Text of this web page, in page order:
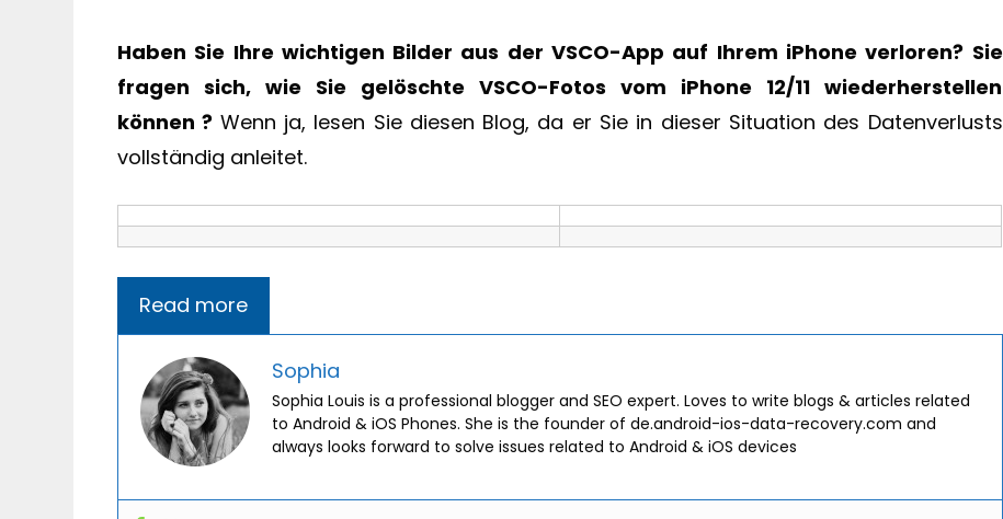
Haben Sie Ihre wichtigen Bilder aus der VSCO-App auf Ihrem iPhone verloren? Sie
fragen sich, wie Sie gelöschte VSCO-Fotos vom iPhone 12/11 wiederherstellen
können ? Wenn ja, lesen Sie diesen Blog, da er Sie in dieser Situation des Datenverlusts
vollständig anleitet.
Read more
Sophia
Sophia Louis is a professional blogger and SEO expert. Loves to write blogs & articles related
to Android & iOS Phones. She is the founder of de.android-ios-data-recovery.com and
always looks forward to solve issues related to Android & iOS devices